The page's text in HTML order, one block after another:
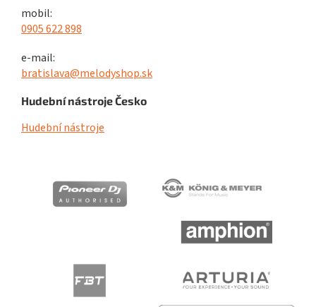
mobil:
0905 622 898
e-mail:
bratislava@melodyshop.sk
Hudební nástroje Česko
Hudební nástroje